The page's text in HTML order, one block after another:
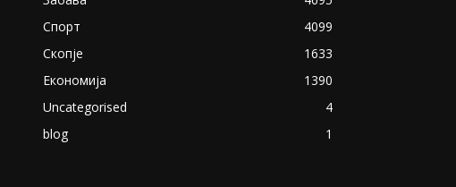
Спорт
4099
Скопје
1633
Економија
1390
Uncategorised
4
blog
1